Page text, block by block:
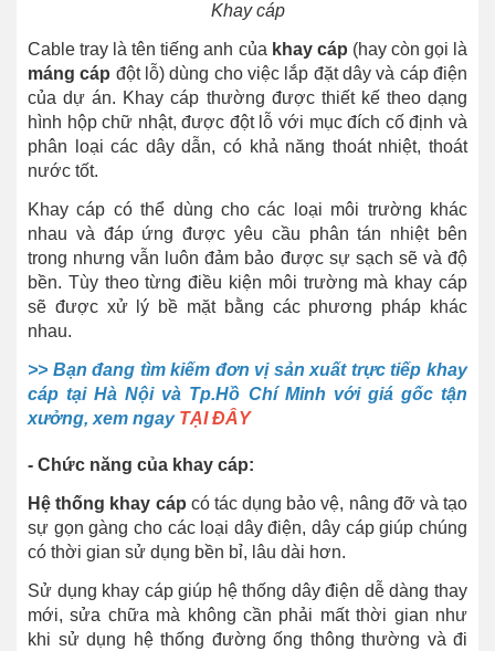
Khay cáp
Cable tray là tên tiếng anh của khay cáp (hay còn gọi là
máng cáp đột lỗ) dùng cho việc lắp đặt dây và cáp điện
của dự án. Khay cáp thường được thiết kế theo dạng
hình hộp chữ nhật, được đột lỗ với mục đích cố định và
phân loại các dây dẫn, có khả năng thoát nhiệt, thoát
nước tốt.
Khay cáp có thể dùng cho các loại môi trường khác
nhau và đáp ứng được yêu cầu phân tán nhiệt bên
trong nhưng vẫn luôn đảm bảo được sự sạch sẽ và độ
bền. Tùy theo từng điều kiện môi trường mà khay cáp
sẽ được xử lý bề mặt bằng các phương pháp khác
nhau.
>> Bạn đang tìm kiếm đơn vị sản xuất trực tiếp khay
cáp tại Hà Nội và Tp.Hồ Chí Minh với giá gốc tận
xưởng, xem ngay TẠI ĐÂY
- Chức năng của khay cáp:
Hệ thống khay cáp có tác dụng bảo vệ, nâng đỡ và tạo
sự gọn gàng cho các loại dây điện, dây cáp giúp chúng
có thời gian sử dụng bền bỉ, lâu dài hơn.
Sử dụng khay cáp giúp hệ thống dây điện dễ dàng thay
mới, sửa chữa mà không cần phải mất thời gian như
khi sử dụng hệ thống đường ống thông thường và đi